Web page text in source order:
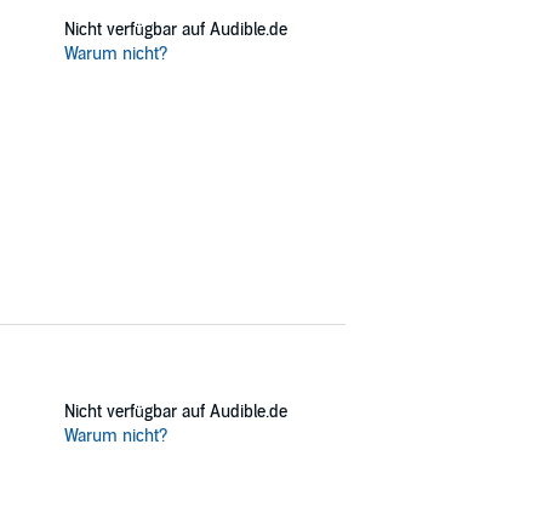
Nicht verfügbar auf Audible.de
Warum nicht?
Nicht verfügbar auf Audible.de
Warum nicht?